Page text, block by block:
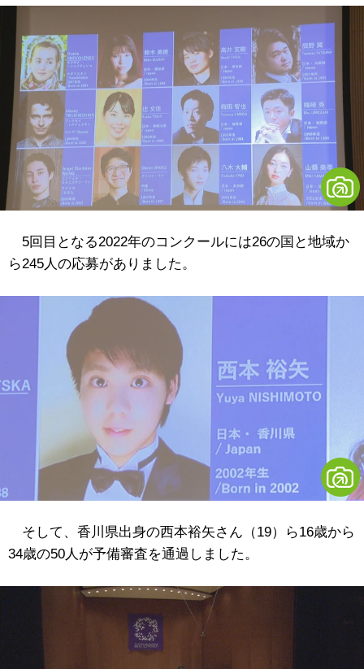
5回目となる2022年のコンクールには26の国と地域か
ら245人の応募がありました。
そして、香川県出身の西本裕矢さん（19）ら16歳から
34歳の50人が予備審査を通過しました。